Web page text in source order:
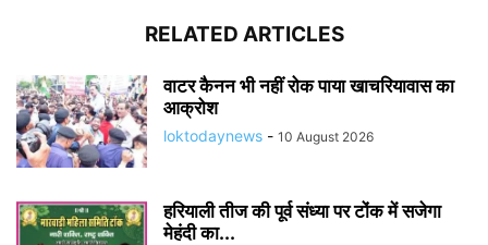
RELATED ARTICLES
वाटर कैनन भी नहीं रोक पाया खाचरियावास का
आक्रोश
loktodaynews - 10 August 2026
हरियाली तीज की पूर्व संध्या पर टोंक में सजेगा
मेहंदी का...